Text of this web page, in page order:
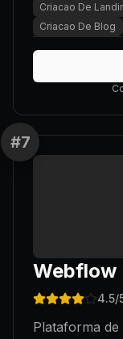
Criacao De
Criacao De Blog
#7
Webflow
4.5/
Plataforma